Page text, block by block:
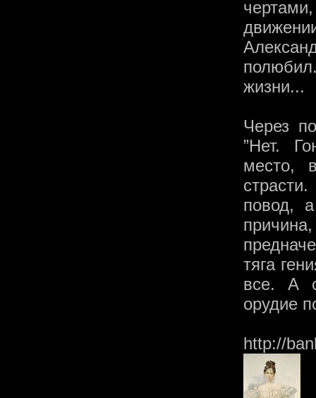
жизни...
Через
”Нет.
место,
повод,
тяга
все. А
орудие
http://